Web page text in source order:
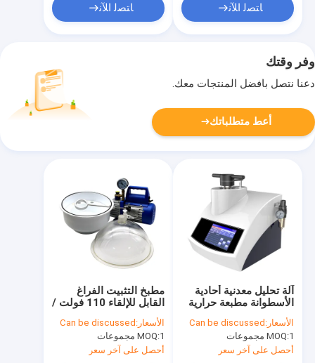
ﺎﺘﺼﻟ ﺍﻶﻧ ﺎﺘﺼﻟ ﺍﻶﻧ
وفر وقتك
دعنا نتصل بأفضل المنتجات معك.
أعط متطلباتك
مطبخ التثبيت الفراغ
القابل للإلقاء 110 فولت /
البارد CMP-250
الأسعار: Can be discussed
MOQ:1 مجموعات
أحصل على آخر سعر
آلة تحليل معدنية أحادية
الأسطوانة مطبعة حرارية
تلقائية
الأسعار: Can be discussed
MOQ:1 مجموعات
أحصل على آخر سعر